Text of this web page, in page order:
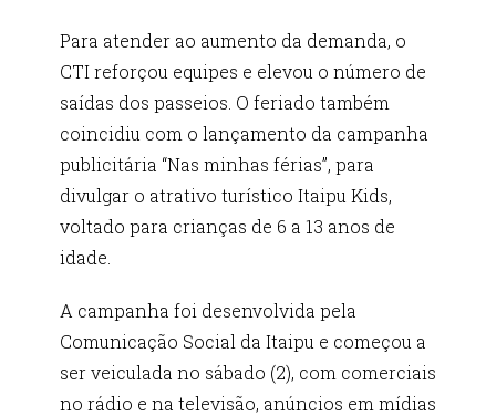
Para atender ao aumento da demanda, o
CTI reforçou equipes e elevou o número de
saídas dos passeios. O feriado também
coincidiu com o lançamento da campanha
publicitária “Nas minhas férias”, para
divulgar o atrativo turístico Itaipu Kids,
voltado para crianças de 6 a 13 anos de
idade.
A campanha foi desenvolvida pela
Comunicação Social da Itaipu e começou a
ser veiculada no sábado (2), com comerciais
no rádio e na televisão, anúncios em mídias